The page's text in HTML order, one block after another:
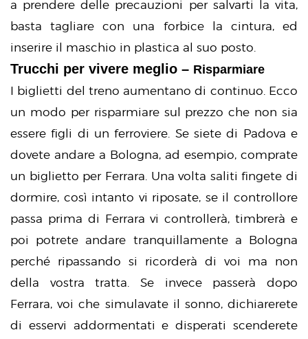
a prendere delle precauzioni per salvarti la vita,
basta tagliare con una forbice la cintura, ed
inserire il maschio in plastica al suo posto.
Trucchi per vivere meglio – Risparmiare
I biglietti del treno aumentano di continuo. Ecco
un modo per risparmiare sul prezzo che non sia
essere figli di un ferroviere. Se siete di Padova e
dovete andare a Bologna, ad esempio, comprate
un biglietto per Ferrara. Una volta saliti fingete di
dormire, così intanto vi riposate, se il controllore
passa prima di Ferrara vi controllerà, timbrerà e
poi potrete andare tranquillamente a Bologna
perché ripassando si ricorderà di voi ma non
della vostra tratta. Se invece passerà dopo
Ferrara, voi che simulavate il sonno, dichiarerete
di esservi addormentati e disperati scenderete